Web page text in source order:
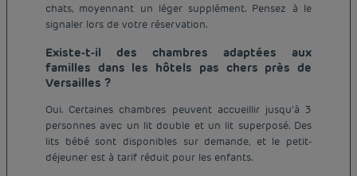
chats, moyennant un léger supplément. Pensez à le
signaler lors de votre réservation.
Existe-t-il des chambres adaptées aux
familles dans les hôtels pas chers près de
Versailles ?
Oui. Certaines chambres peuvent accueillir jusqu’à 3
personnes avec un lit double et un lit superposé. Des
lits bébé sont disponibles sur demande, et le petit-
déjeuner est à tarif réduit pour les enfants.